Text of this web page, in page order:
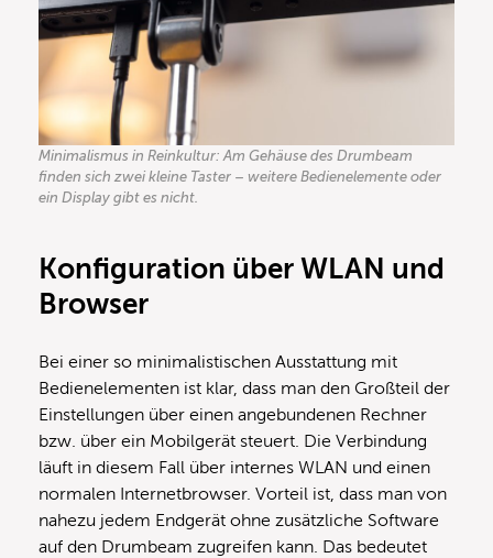
Minimalismus in Reinkultur: Am Gehäuse des Drumbeam
finden sich zwei kleine Taster – weitere Bedienelemente oder
ein Display gibt es nicht.
Konfiguration über WLAN und
Browser
Bei einer so minimalistischen Ausstattung mit
Bedienelementen ist klar, dass man den Großteil der
Einstellungen über einen angebundenen Rechner
bzw. über ein Mobilgerät steuert. Die Verbindung
läuft in diesem Fall über internes WLAN und einen
normalen Internetbrowser. Vorteil ist, dass man von
nahezu jedem Endgerät ohne zusätzliche Software
auf den Drumbeam zugreifen kann. Das bedeutet